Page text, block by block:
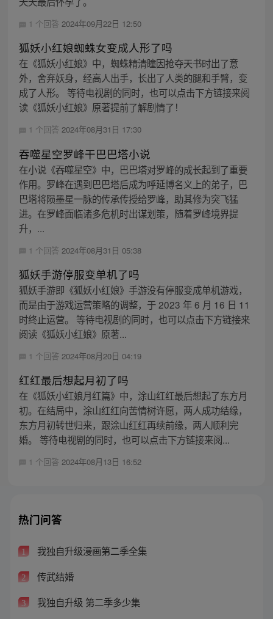
1 个回答 2024年09月22日 12:50
狐妖小红娘蜘蛛女变成人形了吗
在《狐妖小红娘》中，蜘蛛精清瞳因抢夺天书时出了意
外，舍弃妖身，经高人出手，长出了人类的腿和手臂，变
成了人形。 等待电视剧的同时，也可以点击下方链接来阅
读《狐妖小红娘》原著提前了解剧情了！
1 个回答 2024年08月31日 17:30
吞噬星空罗峰干巴巴塔小说
在小说《吞噬星空》中，巴巴塔对罗峰的成长起到了重要
作用。罗峰在遇到巴巴塔后成为呼延博名义上的弟子，巴
巴塔将陨墨星一脉的传承传授给罗峰，助其修为突飞猛
进。在罗峰面临诸多危机时出谋划策，随着罗峰境界提
升，...
1 个回答 2024年08月31日 05:38
狐妖手游停服变单机了吗
狐妖手游即《狐妖小红娘》手游没有停服变成单机游戏，
而是由于游戏运营策略的调整，于 2023 年 6 月 16 日 11
时终止运营。 等待电视剧的同时，也可以点击下方链接来
阅读《狐妖小红娘》原著...
1 个回答 2024年08月20日 04:19
红红最后想起月初了吗
在《狐妖小红娘月红篇》中，涂山红红最后想起了东方月
初。在结局中，涂山红红向苦情树许愿，两人成功结缘，
东方月初转世归来，跟涂山红红再续前缘，两人顺利完
婚。 等待电视剧的同时，也可以点击下方链接来阅...
1 个回答 2024年08月13日 16:52
热门问答
1 我独自升级漫画第二季全集
2 传武结婚
3 我独自升级 第二季多少集